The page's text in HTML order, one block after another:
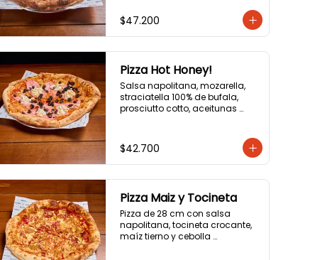
$47.200
Pizza Hot Honey!
Salsa napolitana, mozarella,
straciatella 100% de bufala,
prosciutto cotto, aceitunas
$42.700
Pizza Maiz y Tocineta
Pizza de 28 cm con salsa
napolitana, tocineta crocante,
maíz tierno y cebolla